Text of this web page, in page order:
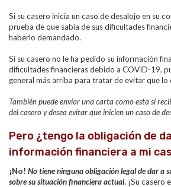
Si su casero inicia un caso de desalojo en su
prueba de que sabía de sus dificultades
haberlo demandado.
Si su casero no le ha pedido su información
dificultades financieras debido a COVID-19,
general más arriba para tratar de evitar que lo
También puede enviar una carta como esta si
del casero y desea evitar que inicien un caso de
Pero ¿tengo la obligación de
información financiera a mi
¡No! No tiene ninguna obligación legal de dar a
sobre su situación financiera actual. ¡Su casero